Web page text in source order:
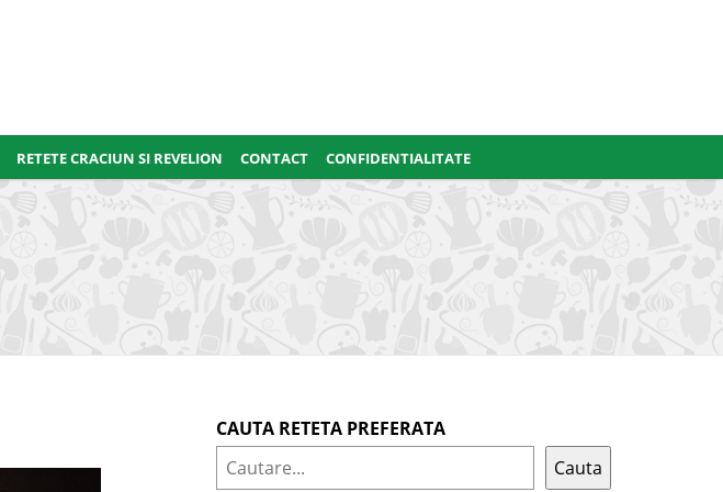
RETETE CRACIUN SI REVELION CONTACT CONFIDENTIALITATE
CAUTA RETETA PREFERATA
Cauta